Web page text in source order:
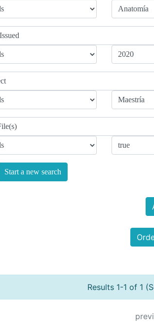
Start a new search
Results 1-1 of 1